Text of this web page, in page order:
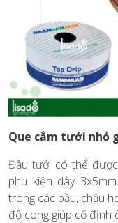
Que cắm tưới nhỏ
Đầu tưới có thể
phụ kiện dây
trong các bầu, chậu
độ cong giúp cố định